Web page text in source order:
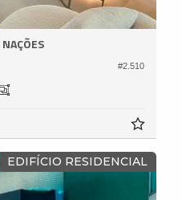
#2.510
NAÇÕES
EDIFÍCIO RESIDENCIAL